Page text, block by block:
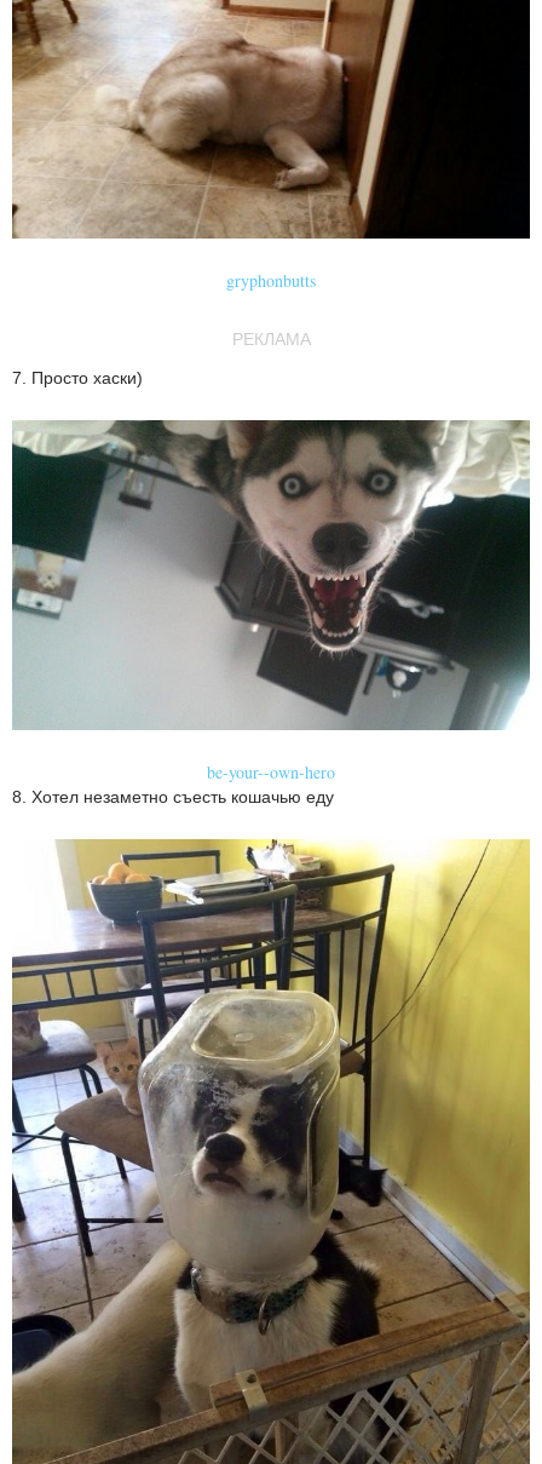
gryphonbutts
РЕКЛАМА
7. Просто хаски)
be-your--own-hero
8. Хотел незаметно съесть кошачью еду